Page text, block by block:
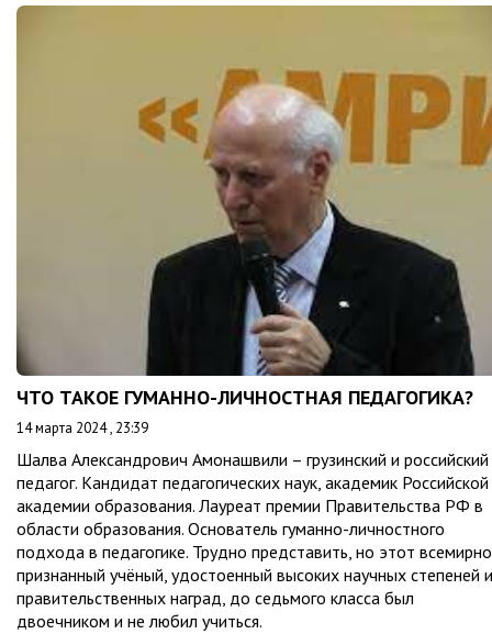
ЧТО ТАКОЕ ГУМАННО-ЛИЧНОСТНАЯ ПЕДАГОГИКА?
14 марта 2024 , 23:39
Шалва Александрович Амонашвили – грузинский и российский
педагог. Кандидат педагогических наук, академик Российской
академии образования. Лауреат премии Правительства РФ в
области образования. Основатель гуманно-личностного
подхода в педагогике. Трудно представить, но этот всемирно
признанный учёный, удостоенный высоких научных степеней и
правительственных наград, до седьмого класса был
двоечником и не любил учиться.